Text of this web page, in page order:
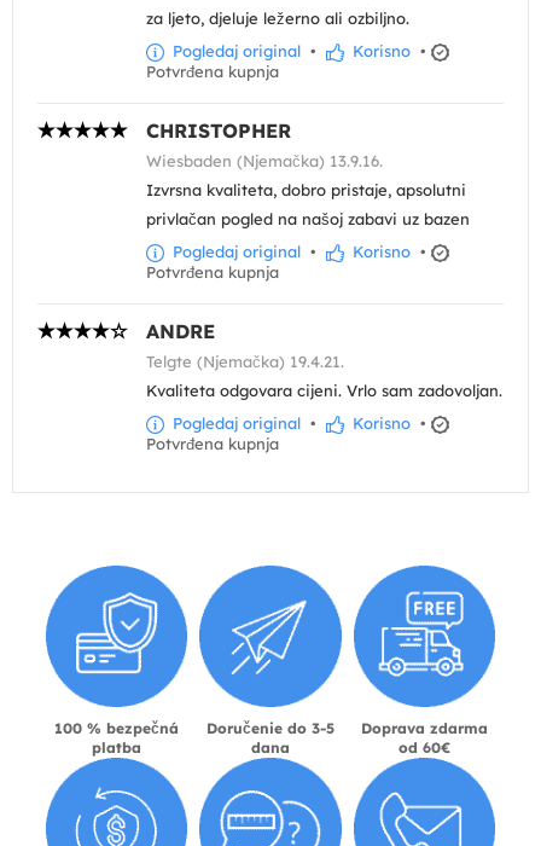
za ljeto, djeluje ležerno ali ozbiljno.
Pogledaj original • Korisno •
Potvrđena kupnja
CHRISTOPHER
Wiesbaden (Njemačka) 13.9.16.
Izvrsna kvaliteta, dobro pristaje, apsolutni
privlačan pogled na našoj zabavi uz bazen
Pogledaj original • Korisno •
Potvrđena kupnja
ANDRE
Telgte (Njemačka) 19.4.21.
Kvaliteta odgovara cijeni. Vrlo sam zadovoljan.
Pogledaj original • Korisno •
Potvrđena kupnja
100 % bezpečná
platba
Doručenie do 3-5
dana
Doprava zdarma
od 60€